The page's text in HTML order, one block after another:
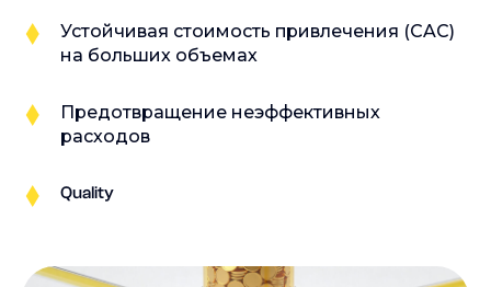
Устойчивая стоимость привлечения (CAC)
на больших объемах
Предотвращение неэффективных
расходов
Quality